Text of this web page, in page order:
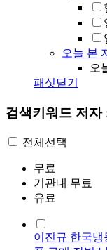
오늘 본
오
패싯닫기
검색키워드 저자
전체선택
무료
기관내 무료
유료
이진규 한국냉